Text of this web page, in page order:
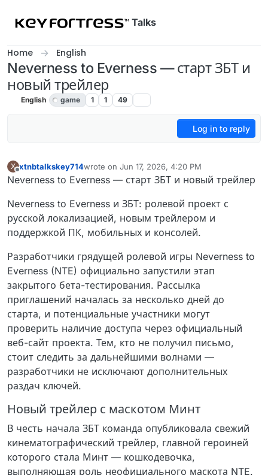
Talks
Home English
Neverness to Everness — старт ЗБТ и
новый трейлер
English game 1 1 49
Log in to reply
X xtnbtalkskey714wrote on Jun 17, 2026, 4:20 PM
last edited by
Neverness to Everness — старт ЗБТ и новый трейлер
Neverness to Everness и ЗБТ: ролевой проект с
русской локализацией, новым трейлером и
поддержкой ПК, мобильных и консолей.
Разработчики грядущей ролевой игры Neverness to
Everness (NTE) официально запустили этап
закрытого бета-тестирования. Рассылка
приглашений началась за несколько дней до
старта, и потенциальные участники могут
проверить наличие доступа через официальный
веб-сайт проекта. Тем, кто не получил письмо,
стоит следить за дальнейшими волнами —
разработчики не исключают дополнительных
раздач ключей.
Новый трейлер с маскотом Минт
В честь начала ЗБТ команда опубликовала свежий
кинематографический трейлер, главной героиней
которого стала Минт — кошкодевочка,
выполняющая роль неофициального маскота NTE.